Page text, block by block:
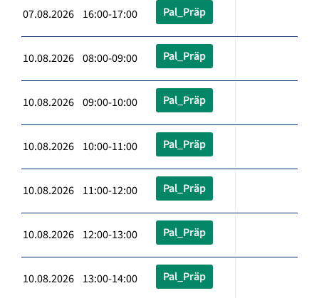
07.08.2026 16:00-17:00 Pal_Präp
10.08.2026 08:00-09:00 Pal_Präp
10.08.2026 09:00-10:00 Pal_Präp
10.08.2026 10:00-11:00 Pal_Präp
10.08.2026 11:00-12:00 Pal_Präp
10.08.2026 12:00-13:00 Pal_Präp
10.08.2026 13:00-14:00 Pal_Präp